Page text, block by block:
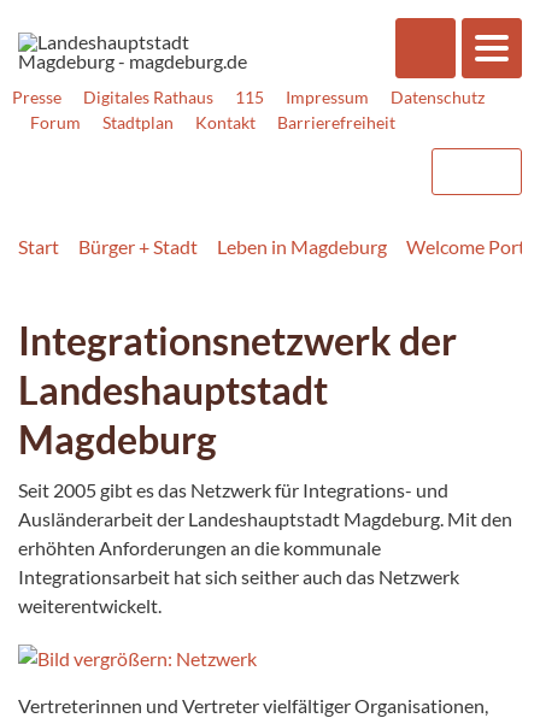
Presse Digitales Rathaus 115 Impressum
Datenschutz
Forum
Stadtplan Kontakt Barrierefreiheit
Start Bürger + Stadt Leben in Magdeburg Welcome Portal
Integrationsnetzwerk der
Landeshauptstadt
Magdeburg
Seit 2005 gibt es das Netzwerk für Integrations- und
Ausländerarbeit der Landeshauptstadt Magdeburg. Mit den
erhöhten Anforderungen an die kommunale
Integrationsarbeit hat sich seither auch das Netzwerk
weiterentwickelt.
Vertreterinnen und Vertreter vielfältiger Organisationen,